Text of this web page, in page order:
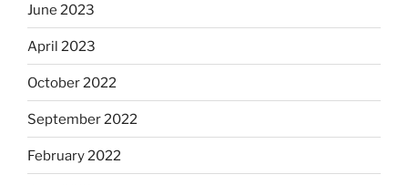
June 2023
April 2023
October 2022
September 2022
February 2022